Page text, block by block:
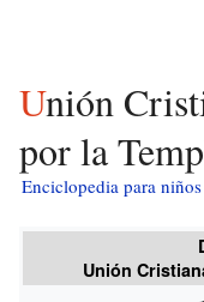
Unión Cristiana de Mujeres
por la
Enciclopedia para niños
Unión